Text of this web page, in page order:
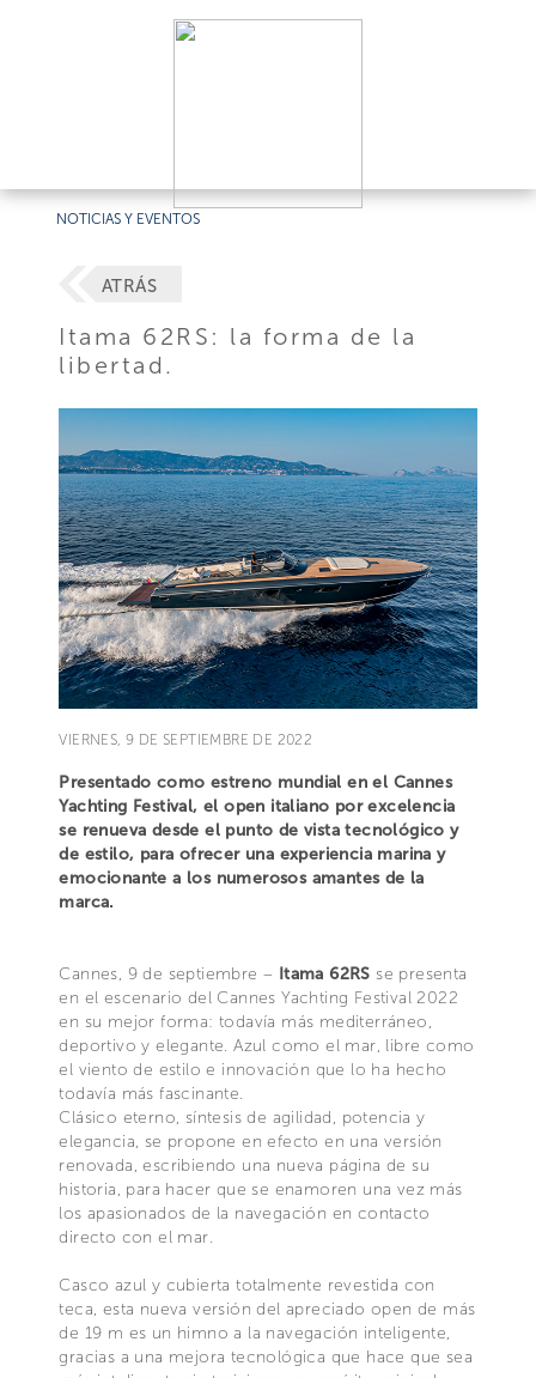
NOTICIAS Y EVENTOS
ATRÁS
Itama 62RS: la forma de la
libertad.
VIERNES, 9 DE SEPTIEMBRE DE 2022
Presentado como estreno mundial en el Cannes
Yachting Festival, el open italiano por excelencia
se renueva desde el punto de vista tecnológico y
de estilo, para ofrecer una experiencia marina y
emocionante a los numerosos amantes de la
marca.
Cannes, 9 de septiembre – Itama 62RS se presenta
en el escenario del Cannes Yachting Festival 2022
en su mejor forma: todavía más mediterráneo,
deportivo y elegante. Azul como el mar, libre como
el viento de estilo e innovación que lo ha hecho
todavía más fascinante.
Clásico eterno, síntesis de agilidad, potencia y
elegancia, se propone en efecto en una versión
renovada, escribiendo una nueva página de su
historia, para hacer que se enamoren una vez más
los apasionados de la navegación en contacto
directo con el mar.
Casco azul y cubierta totalmente revestida con
teca, esta nueva versión del apreciado open de más
de 19 m es un himno a la navegación inteligente,
gracias a una mejora tecnológica que hace que sea